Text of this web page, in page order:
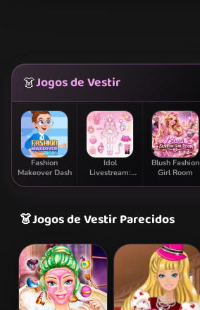
👗Jogos de Vestir
Fashion
Makeover Dash
Idol
Livestream:
Blush Fashion
Girl Room
👗Jogos de Vestir Parecidos